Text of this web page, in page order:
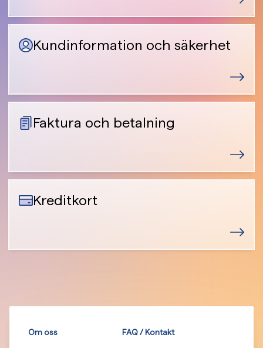
Kundinformation och säkerhet
Faktura och betalning
Kreditkort
Om oss FAQ / Kontakt